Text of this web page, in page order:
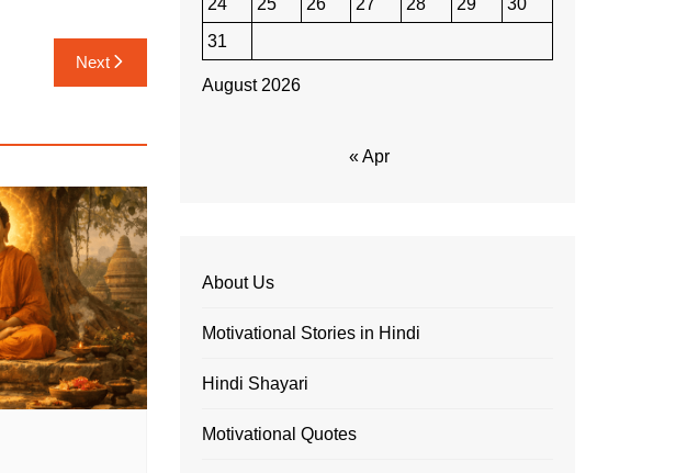
Next
August 2026
31
« Apr
About Us
Motivational Stories in Hindi
Hindi Shayari
Motivational Quotes